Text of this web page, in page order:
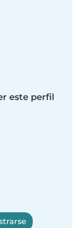
este perfil